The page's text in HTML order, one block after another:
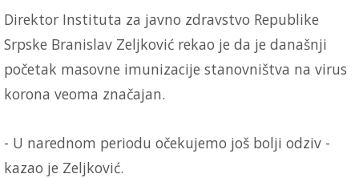
Direktor Instituta za javno zdravstvo Republike
Srpske Branislav Zeljković rekao je da je današnji
početak masovne imunizacije stanovništva na virus
korona veoma značajan.
- U narednom periodu očekujemo još bolji odziv -
kazao je Zeljković.